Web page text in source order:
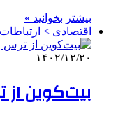
بیشتر بخوانید »
اقتصادی >
۱۴۰۲/۱۲/۲۰
بیت‌کوین